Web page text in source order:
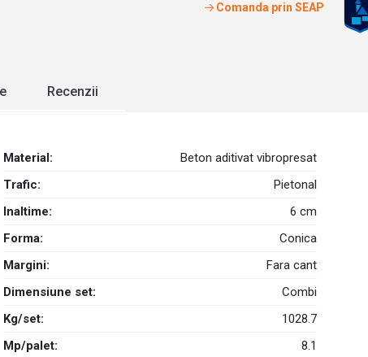
Comanda prin SEAP
Recenzii
Material:
Beton aditivat vibropresat
Trafic:
Pietonal
Inaltime:
6 cm
Forma:
Conica
Margini:
Fara cant
Dimensiune set:
Combi
Kg/set:
1028.7
Mp/palet:
8.1